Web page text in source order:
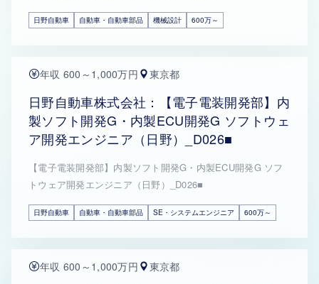
日野自動車 自動車・自動車部品 機械設計 600万～
年収 600～1,000万円 東京都
日野自動車株式会社：【電子電装開発部】内
製ソフト開発G・内製ECU開発G ソフトウェ
ア開発エンジニア（日野）_D026■
【電子電装開発部】内製ソフト開発G・内製ECU開発G ソフ
トウェア開発エンジニア（日野）_D026■
日野自動車 自動車・自動車部品 SE・システムエンジニア 600万～
年収 600～1,000万円 東京都